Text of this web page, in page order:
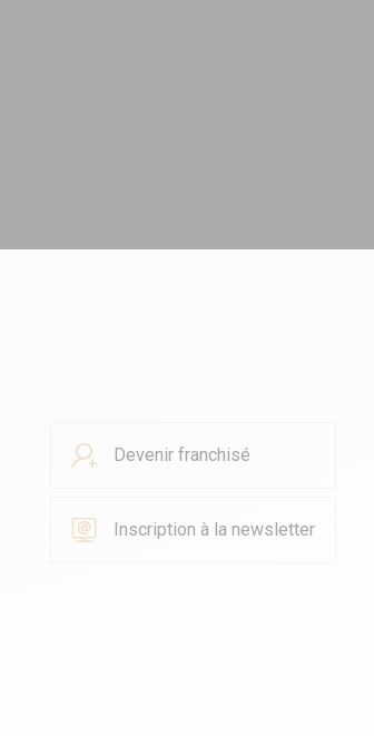
Devenir franchisé
Inscription à la newsletter